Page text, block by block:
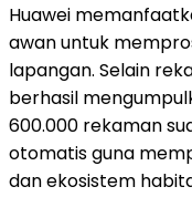
Huawei
awan untuk
lapangan. Selain
berhasil
600.000 rekaman
otomatis guna
dan ekosistem